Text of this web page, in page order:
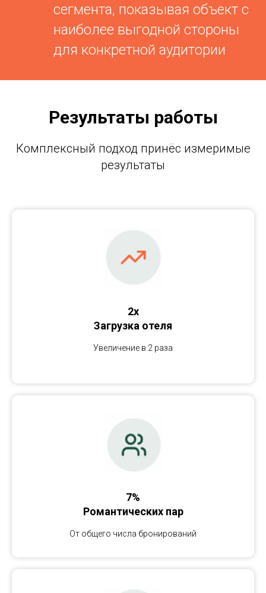
сегмента, показывая объект с
наиболее выгодной стороны
для конкретной аудитории
Результаты работы
Комплексный подход принёс измеримые
результаты
2x
Загрузка отеля
Увеличение в 2 раза
7%
Романтических пар
От общего числа бронирований